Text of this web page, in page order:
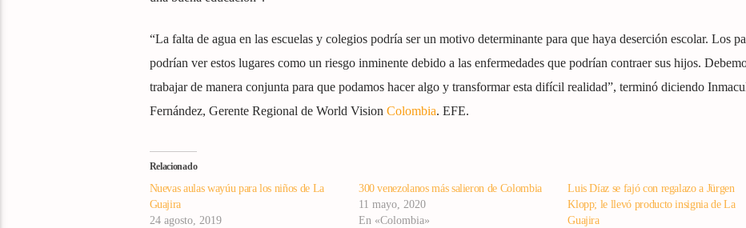
“La falta de agua en las escuelas y colegios podría ser un motivo determinante para que haya deserción escolar. Los
podrían ver estos lugares como un riesgo inminente debido a las enfermedades que podrían contraer sus hijos.
trabajar de manera conjunta para que podamos hacer algo y transformar esta difícil realidad”, terminó diciendo
Fernández, Gerente Regional de World Vision Colombia. EFE.
Relacionado
Nuevas aulas wayúu para los niños de La
Guajira
24 agosto, 2019
300 venezolanos más salieron de Colombia
11 mayo, 2020
En «Colombia»
Luis Díaz se fajó con regalazo a Jürgen
Klopp; le llevó producto insignia de La
Guajira